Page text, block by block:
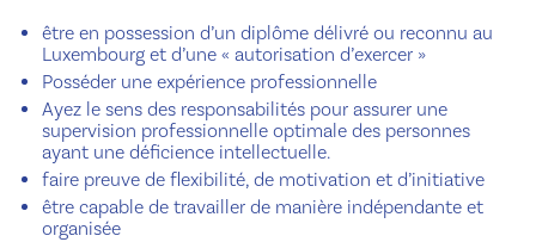
être en possession d’un diplôme délivré ou reconnu au
Luxembourg et d’une « autorisation d’exercer »
Posséder une expérience professionnelle
Ayez le sens des responsabilités pour assurer une
supervision professionnelle optimale des personnes
ayant une déficience intellectuelle.
faire preuve de flexibilité, de motivation et d’initiative
être capable de travailler de manière indépendante et
organisée